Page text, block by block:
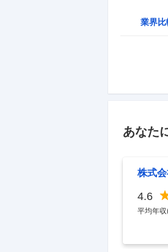
業界比
あなた
株式
4.6
平均年